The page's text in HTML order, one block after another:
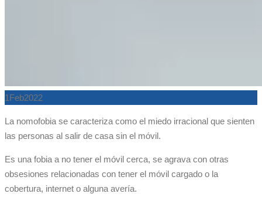
1Feb2022
La nomofobia se caracteriza como el miedo irracional que sienten
las personas al salir de casa sin el móvil.
Es una fobia a no tener el móvil cerca, se agrava con otras
obsesiones relacionadas con tener el móvil cargado o la
cobertura, internet o alguna avería.